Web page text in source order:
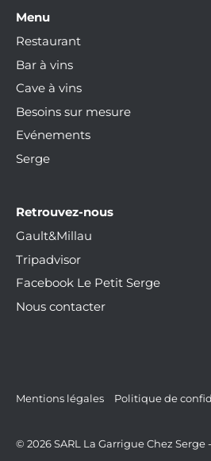
Menu
Restaurant
Bar à vins
Cave à vins
Besoins sur mesure
Evénements
Serge
Retrouvez-nous
Gault&Millau
Tripadvisor
Facebook Le Petit Serge
Nous contacter
Mentions légales Politique de
© 2026 SARL La Garrigue Chez Serge -